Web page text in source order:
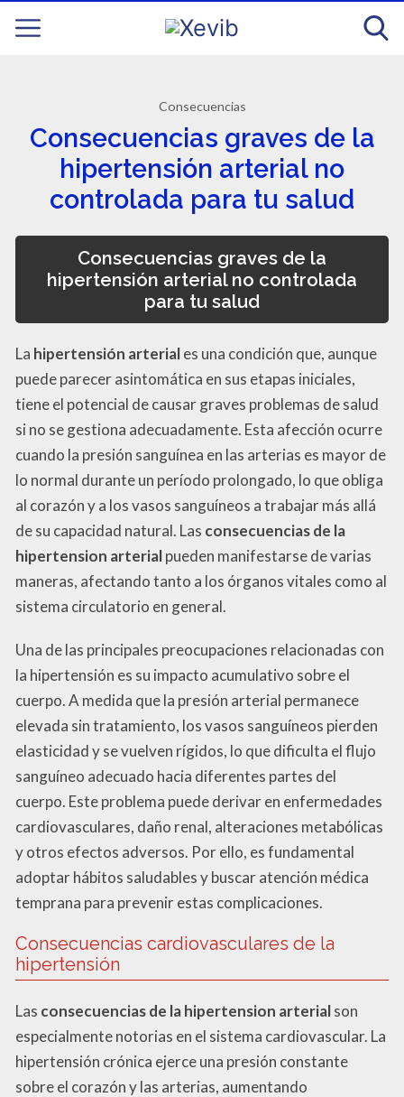
Consecuencias
Consecuencias graves de la
hipertensión arterial no
controlada para tu salud
Consecuencias graves de la
hipertensión arterial no controlada
para tu salud
La hipertensión arteriales una condición que, aunque
puede parecer asintomática en sus etapas iniciales,
tiene el potencial de causar graves problemas de salud
si no se gestiona adecuadamente. Esta afección ocurre
cuando la presión sanguínea en las arterias es mayor de
lo normal durante un período prolongado, lo que obliga
al corazón y a los vasos sanguíneos a trabajar más allá
de su capacidad natural. Las consecuencias de la
hipertension arterialpueden manifestarse de varias
maneras, afectando tanto a los órganos vitales como al
sistema circulatorio en general.
Una de las principales preocupaciones relacionadas con
la hipertensión es su impacto acumulativo sobre el
cuerpo. A medida que la presión arterial permanece
elevada sin tratamiento, los vasos sanguíneos pierden
elasticidad y se vuelven rígidos, lo que dificulta el flujo
sanguíneo adecuado hacia diferentes partes del
cuerpo. Este problema puede derivar en enfermedades
cardiovasculares, daño renal, alteraciones metabólicas
y otros efectos adversos. Por ello, es fundamental
adoptar hábitos saludables y buscar atención médica
temprana para prevenir estas complicaciones.
Consecuencias cardiovasculares de la
hipertensión
Las consecuencias de la hipertension arterialson
especialmente notorias en el sistema cardiovascular. La
hipertensión crónica ejerce una presión constante
sobre el corazón y las arterias, aumentando